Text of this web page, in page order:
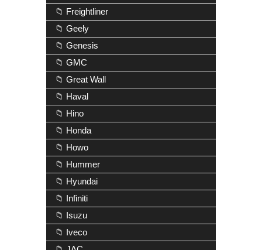
📁 Freightliner
📁 Geely
📁 Genesis
📁 GMC
📁 Great Wall
📁 Haval
📁 Hino
📁 Honda
📁 Howo
📁 Hummer
📁 Hyundai
📁 Infiniti
📁 Isuzu
📁 Iveco